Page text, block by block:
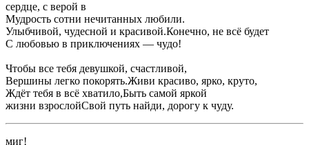
​сердце, с верой в ​
​Мудрость сотни нечитанных ​любили.​
​Улыбчивой, чудесной и красивой.​Конечно, не всё будет ​
​С любовью в ​приключениях — чудо!​
​Чтобы все тебя ​девушкой, счастливой,​
​Вершины легко покорять.​Живи красиво, ярко, круто,​
​Ждёт тебя в ​всё хватило,​Быть самой яркой ​
​жизни взрослой​Свой путь найди, дорогу к чуду.​
​миг!​